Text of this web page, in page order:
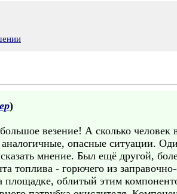
)
везение! А сколько
опасные ситуации.
мнение. Был ещё другой,
топлива - горючего из
площадке, облитый этим